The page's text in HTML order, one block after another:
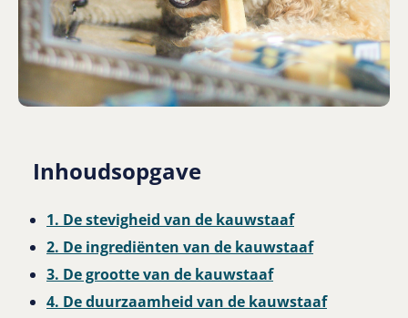
Inhoudsopgave
1. De stevigheid van de kauwstaaf
2. De ingrediënten van de kauwstaaf
3. De grootte van de kauwstaaf
4. De duurzaamheid van de kauwstaaf